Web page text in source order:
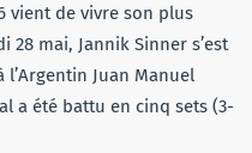
vient de vivre son plus
mai, Jannik Sinner s’est
Juan Manuel
a été battu en cinq sets (3-